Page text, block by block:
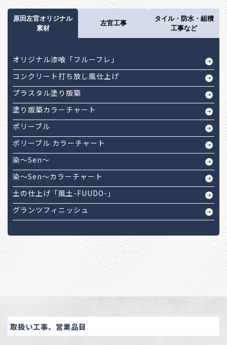
原田左官オリジナル
素材
左官工事
タイル・防水・組積
工事など
オリジナル漆喰「フルーフレ」
コンクリート打ち放し風仕上げ
プラスタル塗り版築
塗り版築カラーチャート
ポリーブル
ポリーブル カラーチャート
染～Sen～
染～Sen～カラーチャート
土の仕上げ「風土-FUUDO-」
グランツフィニッシュ
取扱い工事、営業品目